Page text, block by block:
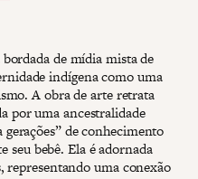
de mídia mista de
indígena como uma
A obra de arte retrata
por uma ancestralidade
de conhecimento
seu bebê. Ela é adornada
uma conexão